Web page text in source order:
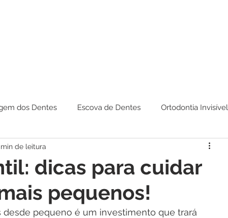
dos Dentes Escova de Dentes Ortodontia Invisível
dicas para cuidar
pequenos!
min de leitura
desde pequeno é um investimento que trará